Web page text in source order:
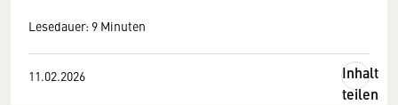
Lesedauer: 9 Minuten
11.02.2026
Inhalt
teilen